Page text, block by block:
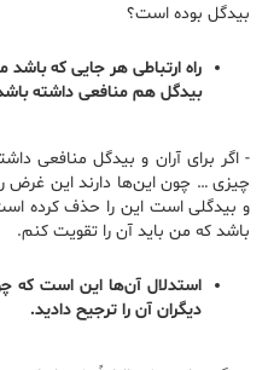
بیدگل بوده است؟
راه ارتباطی هر جایی که
بیدگل هم منافعی داشته
-‌ اگر برای آران و بیدگل منافعی
چیزی … چون این‌ها دارند این غرض
و بیدگلی است این را حذف کرده
باشد که من باید آن را تقویت کنم.
استدلال آن‌ها این است که
دیگران آن را ترجیح دادید.